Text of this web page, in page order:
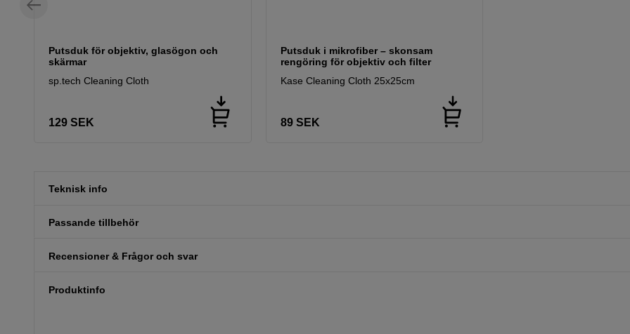
Putsduk för objektiv, glasögon och
skärmar
sp.tech Cleaning Cloth
129 SEK
Putsduk i mikrofiber – skonsam
rengöring för objektiv och filter
Kase Cleaning Cloth 25x25cm
89 SEK
Teknisk info
Passande tillbehör
Recensioner & Frågor och svar
Produktinfo